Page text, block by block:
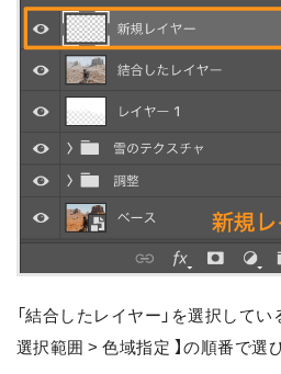
「結合したレイヤー」を選択して
選択範囲 > 色域指定 】の順番で選